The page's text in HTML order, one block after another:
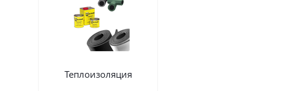
Теплоизоляция